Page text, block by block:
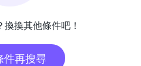
換其他條件吧！
件再搜尋